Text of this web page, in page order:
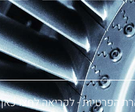
הפרטיות -לקריאה לחצו כאן